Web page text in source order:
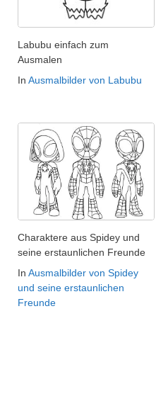
Labubu einfach zum
Ausmalen
In Ausmalbilder von Labubu
Charaktere aus Spidey und
seine erstaunlichen Freunde
In Ausmalbilder von Spidey
und seine erstaunlichen
Freunde